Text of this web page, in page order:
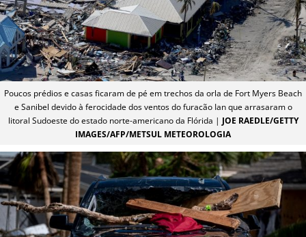
Poucos prédios e casas ficaram de pé em trechos da orla de Fort Myers Beach
e Sanibel devido à ferocidade dos ventos do furacão Ian que arrasaram o
litoral Sudoeste do estado norte-americano da Flórida | JOE RAEDLE/GETTY
IMAGES/AFP/METSUL METEOROLOGIA